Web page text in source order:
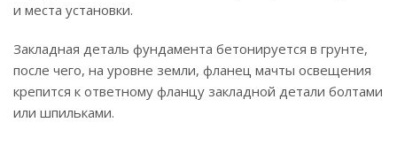
и места установки.
Закладная деталь фундамента бетонируется в грунте,
после чего, на уровне земли, фланец мачты освещения
крепится к ответному фланцу закладной детали болтами
или шпильками.